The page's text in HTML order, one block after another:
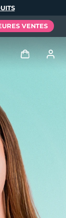
VENTES
l'utilisateur
Mes appareils
Mes adresses
中文